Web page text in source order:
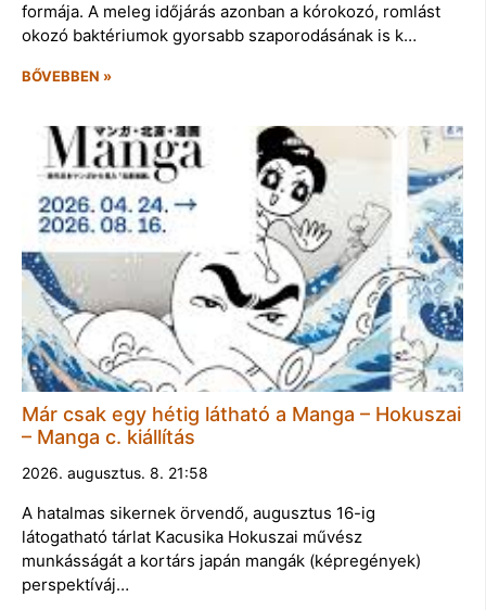
formája. A meleg időjárás azonban a kórokozó, romlást
okozó baktériumok gyorsabb szaporodásának is k…
BŐVEBBEN »
Már csak egy hétig látható a Manga – Hokuszai
– Manga c. kiállítás
2026. augusztus. 8. 21:58
A hatalmas sikernek örvendő, augusztus 16-ig
látogatható tárlat Kacusika Hokuszai művész
munkásságát a kortárs japán mangák (képregények)
perspektíváj…